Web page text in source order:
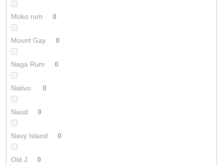
Moko rum 0
Mount Gay 0
Naga Rum 0
Nativo 0
Naud 0
Navy Island 0
Old J 0